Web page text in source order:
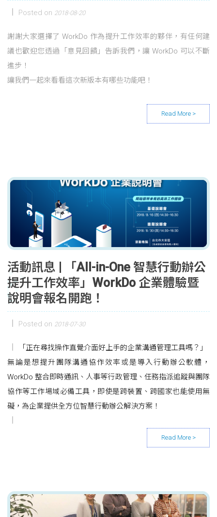
Posted on 2018-08-20
謝謝大家選擇了 WorkDo 作為提升工作效率的夥伴，有任何建
議也歡迎您透過「意見回饋」告訴我們，讓 WorkDo 可以不斷
進步！
讓我們一起來看看這次新版本有哪些功能吧！
活動訊息 | 「All-in-One 智慧行動辦公
提升工作效率」WorkDo 企業體驗暨
說明會報名開跑！
Posted on 2018-07-30
「正在尋找操作直覺介面好上手的企業溝通管理工具嗎？」
無論是想提升團隊溝通協作效率或是導入行動辦公軟體，
WorkDo 整合即時通訊、人事等行政管理、任務指派追蹤與團隊
協作等工作場域必備工具，即使是跨裝置、跨國家也能使用無
礙，為企業提供全方位智慧行動辦公解決方案！